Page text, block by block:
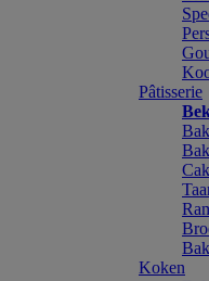
Pâtisserie
Koken